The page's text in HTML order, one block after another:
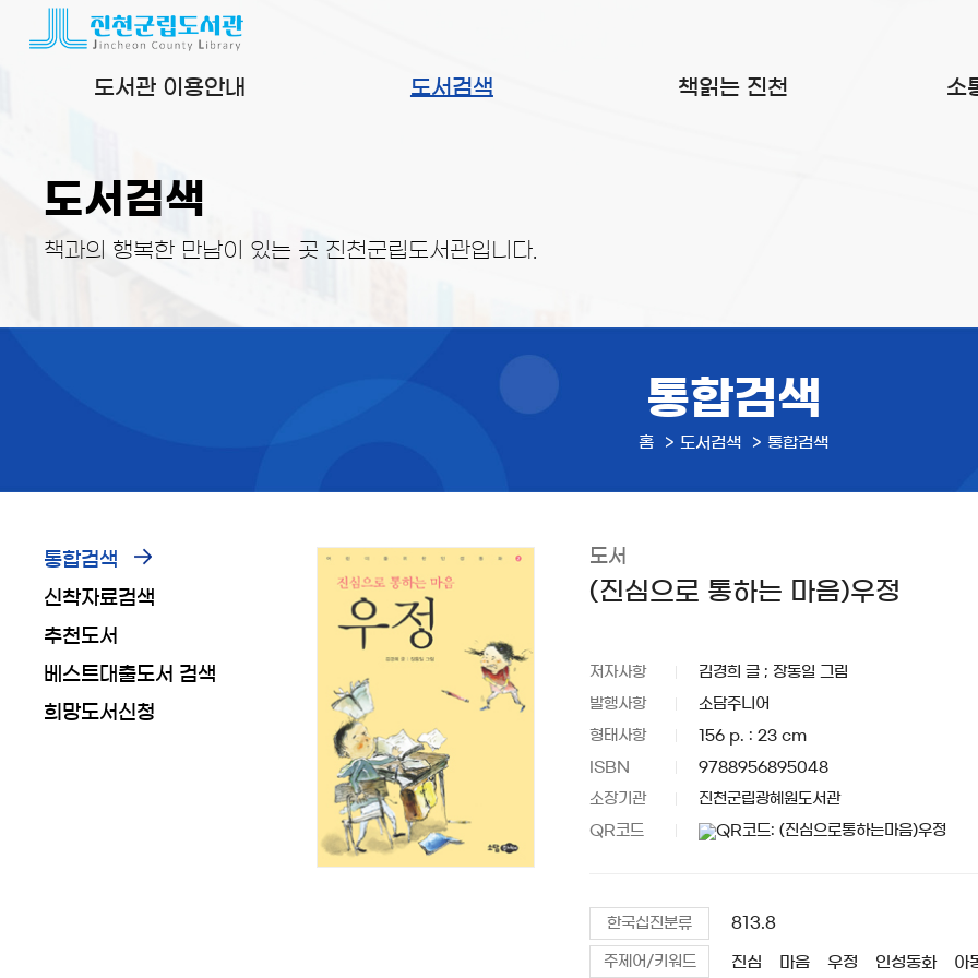
도서관 이용안내 도서검색 책읽는 진천 소
도서검색
책과의 행복한 만남이 있는 곳 진천군립도서관입니다.
통합검색
홈 도서검색 통합검색
통합검색
신착자료검색
추천도서
베스트대출도서 검색
희망도서신청
도서
(진심으로 통하는 마음)우정
저자사항 김경희 글 ; 장동일 그림
발행사항 소담주니어
형태사항 156 p. : 23 cm
ISBN 9788956895048
소장기관 진천군립광혜원도서관
QR코드
한국십진분류 813.8
주제어/키워드 진심 마음 우정 인성동화 아